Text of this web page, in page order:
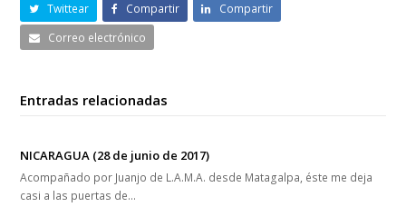
Twittear Compartir
Compartir
Correo electrónico
Entradas relacionadas
NICARAGUA (28 de junio de 2017)
Acompañado por Juanjo de L.A.M.A. desde Matagalpa, éste me deja
casi a las puertas de…